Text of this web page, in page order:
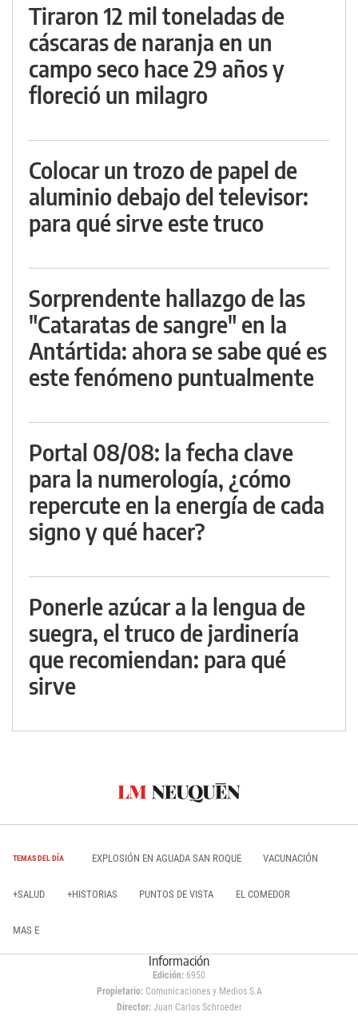
Tiraron 12 mil toneladas de
cáscaras de naranja en un
campo seco hace 29 años y
floreció un milagro
Colocar un trozo de papel de
aluminio debajo del televisor:
para qué sirve este truco
Sorprendente hallazgo de las
"Cataratas de sangre" en la
Antártida: ahora se sabe qué es
este fenómeno puntualmente
Portal 08/08: la fecha clave
para la numerología, ¿cómo
repercute en la energía de cada
signo y qué hacer?
Ponerle azúcar a la lengua de
suegra, el truco de jardinería
que recomiendan: para qué
sirve
TEMAS DEL DÍA EXPLOSIÓN EN AGUADA SAN ROQUE VACUNACIÓN
+SALUD +HISTORIAS PUNTOS DE VISTA EL COMEDOR
MAS E
Información
Edición: 6950
Propietario:Comunicaciones y Medios S.A
Director: Juan Carlos Schroeder